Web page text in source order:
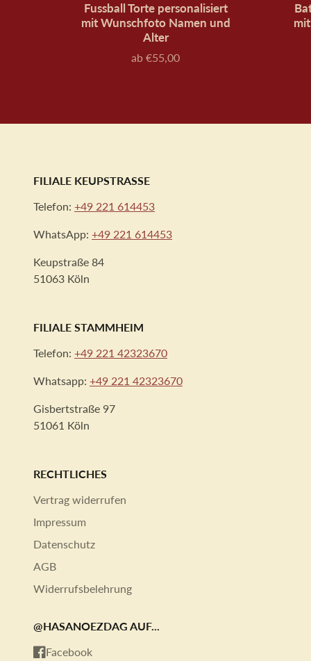
Fussball Torte personalisiert
mit Wunschfoto Namen und
Alter
Preis
ab €55,00
FILIALE KEUPSTRASSE
Telefon: +49 221 614453
WhatsApp: +49 221 614453
Keupstraße 84
51063 Köln
FILIALE STAMMHEIM
Telefon: +49 221 42323670
Whatsapp: +49 221 42323670
Gisbertstraße 97
51061 Köln
RECHTLICHES
Vertrag widerrufen
Impressum
Datenschutz
AGB
Widerrufsbelehrung
@HASANOEZDAG AUF...
Facebook